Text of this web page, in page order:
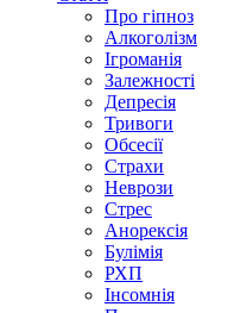
Про гіпноз
Алкоголізм
Ігроманія
Залежності
Депресія
Тривоги
Обсесії
Страхи
Неврози
Стрес
Анорексія
Булімія
РХП
Інсомнія